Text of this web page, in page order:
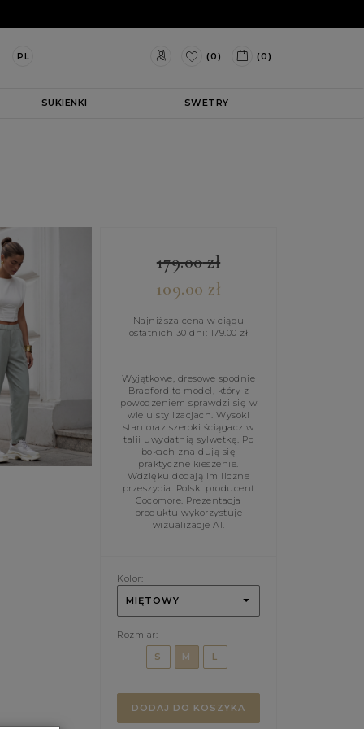
PL (0) (0)
SUKIENKI SWETRY
179.00zł
109.00 zł
Najniższa cena w ciągu
ostatnich 30 dni: 179.00 zł
Wyjątkowe, dresowe spodnie
Bradford to model, który z
powodzeniem sprawdzi się w
wielu stylizacjach. Wysoki
stan oraz szeroki ściągacz w
talii uwydatnią sylwetkę. Po
bokach znajdują się
praktyczne kieszenie.
Wdzięku dodają im liczne
przeszycia. Polski producent
Cocomore. Prezentacja
produktu wykorzystuje
wizualizacje AI.
Kolor:
MIĘTOWY
Rozmiar:
S
M L
DODAJ DO KOSZYKA